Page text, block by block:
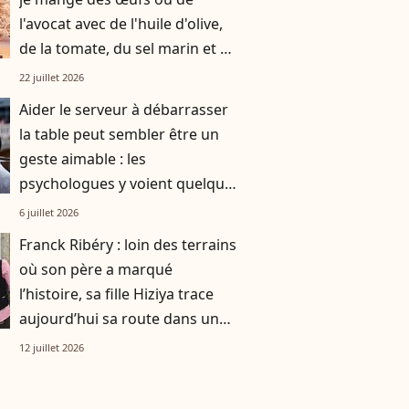
l'avocat avec de l'huile d'olive,
de la tomate, du sel marin et un
smoothie"
22 juillet 2026
Aider le serveur à débarrasser
la table peut sembler être un
geste aimable : les
psychologues y voient quelque
chose de bien plus profond.
6 juillet 2026
Franck Ribéry : loin des terrains
où son père a marqué
l’histoire, sa fille Hiziya trace
aujourd’hui sa route dans un
tout autre univers
12 juillet 2026